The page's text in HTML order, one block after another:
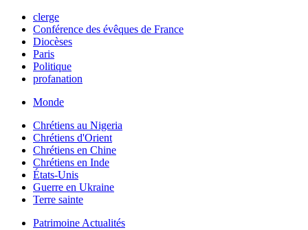
clerge
Conférence des évêques de France
Diocèses
Paris
Politique
profanation
Monde
Chrétiens au Nigeria
Chrétiens d'Orient
Chrétiens en Chine
Chrétiens en Inde
États-Unis
Guerre en Ukraine
Terre sainte
Patrimoine Actualités